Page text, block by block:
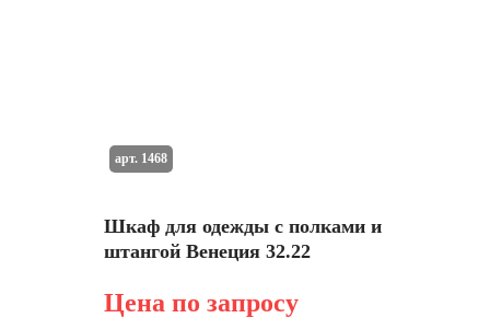
Шкаф для одежды с полками и
штангой Венеция 32.22
Цена по запросу
арт. 1468